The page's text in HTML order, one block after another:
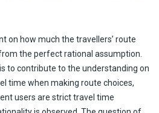
on how much the travellers’ route
the perfect rational assumption.
to contribute to the understanding on
time when making route choices,
users are strict travel time